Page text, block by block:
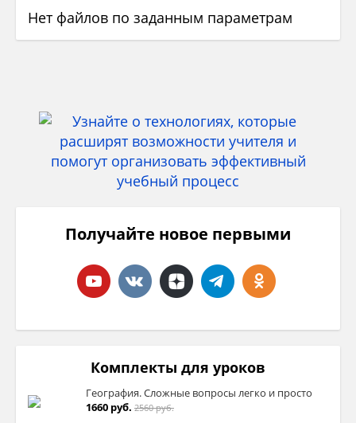
Нет файлов по заданным параметрам
Получайте новое первыми
Комплекты для уроков
География. Сложные вопросы легко и просто
1660 руб. 2560 руб.